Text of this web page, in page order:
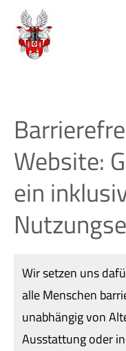
Website:
ein
Wir setzen uns
alle Menschen
unabhängig von
Ausstattung oder